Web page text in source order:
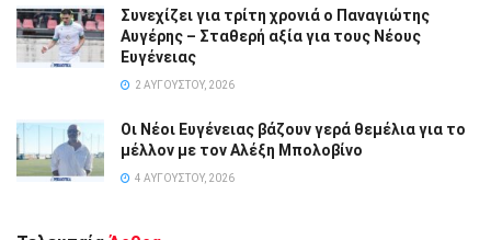
Συνεχίζει για τρίτη χρονιά ο Παναγιώτης
Αυγέρης – Σταθερή αξία για τους Νέους
Ευγένειας
2 ΑΥΓΟΎΣΤΟΥ, 2026
Οι Νέοι Ευγένειας βάζουν γερά θεμέλια για το
μέλλον με τον Αλέξη Μπολοβίνο
4 ΑΥΓΟΎΣΤΟΥ, 2026